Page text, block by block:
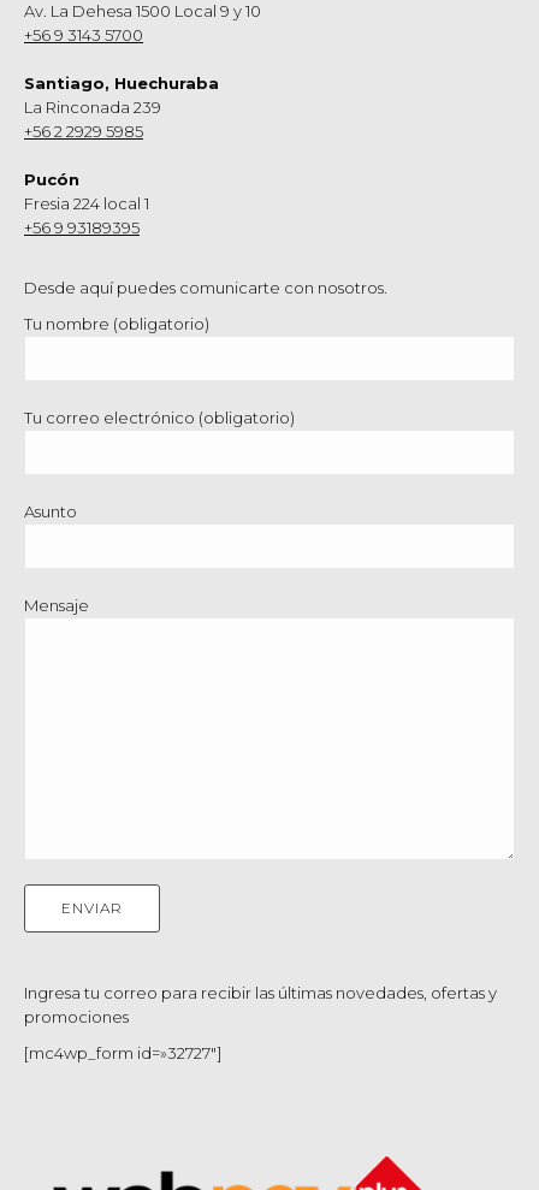
Av. La Dehesa 1500 Local 9 y 10
+56 9 3143 5700
Santiago, Huechuraba
La Rinconada 239
+56 2 2929 5985
Pucón
Fresia 224 local 1
+56 9 93189395
Desde aquí puedes comunicarte con nosotros.
Tu nombre (obligatorio)
Tu correo electrónico (obligatorio)
Asunto
Mensaje
Ingresa tu correo para recibir las últimas novedades, ofertas y
promociones
[mc4wp_form id=»32727″]